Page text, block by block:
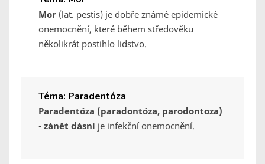
Mor (lat. pestis) je dobře známé epidemické
onemocnění, které během středověku
několikrát postihlo lidstvo.
Téma: Paradentóza
Paradentóza (paradontóza, parodontoza)
- zánět dásní je infekční onemocnění.